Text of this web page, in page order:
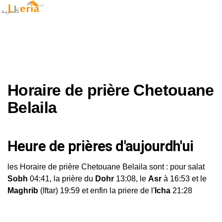
Horaire de prière Chetouane
Belaila
Heure de prières d'aujourdh'ui
les Horaire de prière Chetouane Belaila sont : pour salat
Sobh 04:41, la prière du Dohr 13:08, le Asr à 16:53 et le
Maghrib (Iftar) 19:59 et enfin la priere de l' Icha 21:28